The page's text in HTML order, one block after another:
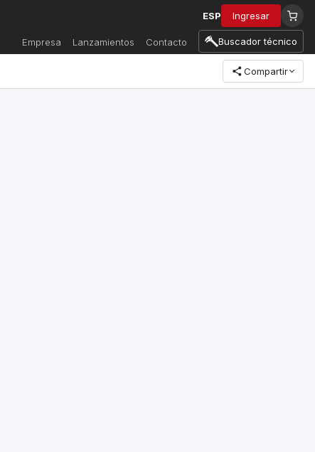
ESP Ingresar
Empresa Lanzamientos Contacto Buscador técnico
Compartir